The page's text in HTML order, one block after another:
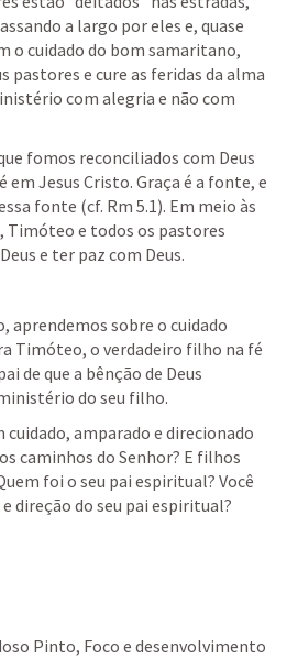
a largo por eles e, quase
o cuidado do bom samaritano,
pastores e cure as feridas da alma
com alegria e não com
fomos reconciliados com Deus
Jesus Cristo. Graça é a fonte, e
fonte (cf. Rm 5.1). Em meio às
e todos os pastores
e ter paz com Deus.
aprendemos sobre o cuidado
Timóteo, o verdadeiro filho na fé
de que a bênção de Deus
do seu filho.
amparado e direcionado
caminhos do Senhor? E filhos
foi o seu pai espiritual? Você
direção do seu pai espiritual?
Pinto, Foco e desenvolvimento